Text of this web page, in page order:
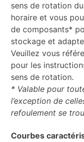
sens de rotation
horaire et vous
de composants*
stockage et
Veuillez vous
pour les
sens de rotation.
* Valable pour
l’exception de
refoulement se
Courbes